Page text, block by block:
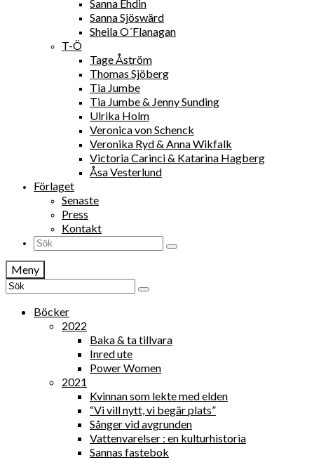
Sanna Ehdin
Sanna Sjöswärd
Sheila O´Flanagan
T-Ö
Tage Åström
Thomas Sjöberg
Tia Jumbe
Tia Jumbe & Jenny Sunding
Ulrika Holm
Veronica von Schenck
Veronika Ryd & Anna Wikfalk
Victoria Carinci & Katarina Hagberg
Åsa Vesterlund
Förlaget
Senaste
Press
Kontakt
Search
Meny
Search
Böcker
2022
Baka & ta tillvara
Inred ute
Power Women
2021
Kvinnan som lekte med elden
“Vi vill nytt, vi begär plats”
Sånger vid avgrunden
Vattenvarelser : en kulturhistoria
Sannas fastebok